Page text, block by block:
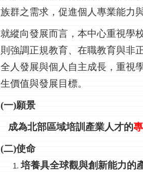
族群之需求，促進個人專業能力
就縱向發展而言，本中心重視學
則強調正規教育、在職教育與非
全人發展與個人自主成長，重視
生價值與發展目標。
(一)願景
成為北部區域培訓產業人才的
(二)使命
培養具全球觀與創新能力的